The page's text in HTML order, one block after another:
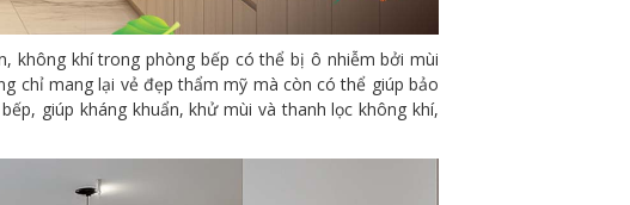
không khí trong phòng bếp có thể bị ô nhiễm bởi mùi
chỉ mang lại vẻ đẹp thẩm mỹ mà còn có thể giúp bảo
giúp kháng khuẩn, khử mùi và thanh lọc không khí,